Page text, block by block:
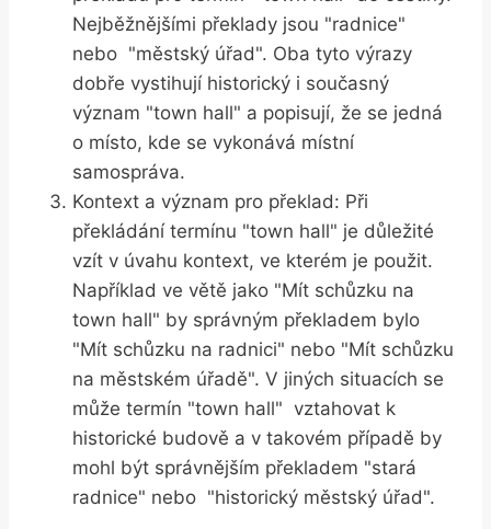
‍Nejběžnějšími‍ překlady jsou "radnice"
nebo ⁣ "městský úřad". Oba tyto ⁢výrazy
dobře ⁣vystihují historický i současný
‍význam "town hall" ​a popisují, že se⁢ jedná
o místo, kde se vykonává místní
samospráva.
Kontext a ‍význam⁤ pro překlad: Při‌
překládání termínu "town hall" je ‍důležité
vzít v úvahu kontext, ve kterém⁣ je použit.
Například⁤ ve větě ⁢jako "Mít schůzku na
town hall" by správným⁢ překladem bylo
"Mít schůzku na radnici" nebo "Mít schůzku
na ⁣městském⁣ úřadě".⁢ V‍ jiných ​situacích se
může termín‌ "town hall" ‌ vztahovat k
historické budově a ⁢v takovém případě by
mohl⁢ být správnějším překladem "stará‌
radnice" nebo ‌ "historický⁢ městský úřad".